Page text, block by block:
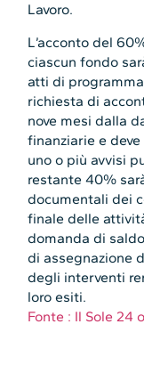
Lavoro.
L’acconto del
ciascun fondo
atti di
richiesta di
nove mesi dalla
finanziarie e
uno o più avvisi
restante 40%
documentali dei
finale delle
domanda di
di assegnazione
degli interventi
loro esiti.
Fonte : Il Sole 24